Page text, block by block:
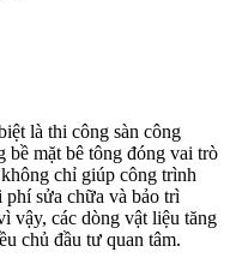
là thi công sàn công
bề mặt bê tông đóng vai trò
chỉ giúp công trình
sửa chữa và bảo trì
vậy, các dòng vật liệu tăng
chủ đầu tư quan tâm.